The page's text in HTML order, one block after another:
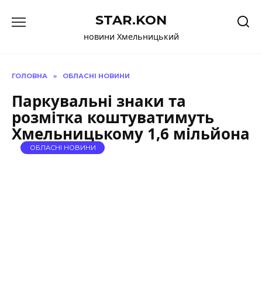
до
STAR.KON
новини Хмельницький
ГОЛОВНА » ОБЛАСНІ НОВИНИ
Паркувальні знаки та
розмітка коштуватимуть
Хмельницькому 1,6 мільйона
ОБЛАСНІ НОВИНИ